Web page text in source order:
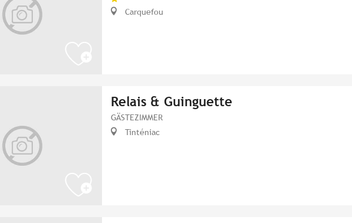
Carquefou
Relais & Guinguette
GÄSTEZIMMER
Tinténiac